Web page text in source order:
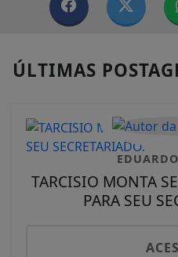
ÚLTIMAS
TARCISIO MONTA
PARA SEU